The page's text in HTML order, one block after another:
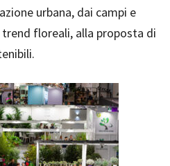
urbana, dai campi e
floreali, alla proposta di